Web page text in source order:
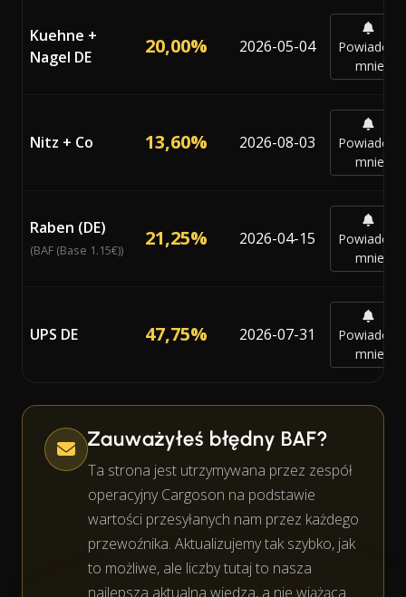
Kuehne +
Nagel DE
20,00% 2026-05-04
Powiadom
mnie
Nitz + Co 13,60% 2026-08-03
Powiadom
mnie
Raben (DE)
(BAF (Base 1.15€)) 21,25% 2026-04-15
Powiadom
mnie
UPS DE 47,75% 2026-07-31
Powiadom
mnie
Zauważyłeś błędny BAF?
Ta strona jest utrzymywana przez zespół
operacyjny Cargoson na podstawie
wartości przesyłanych nam przez każdego
przewoźnika. Aktualizujemy tak szybko, jak
to możliwe, ale liczby tutaj to nasza
najlepsza aktualna wiedza, a nie wiążąca